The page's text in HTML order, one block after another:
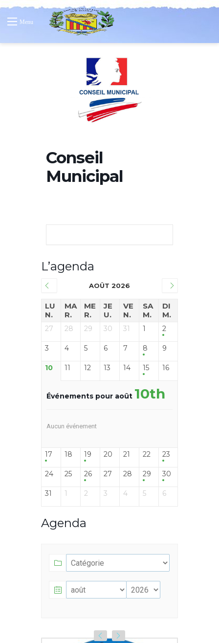
Menu
Conseil
Municipal
L’agenda
AOÛT 2026
LU
N.
MA
R.
ME
R.
JE
U.
VE
N.
SA
M.
DI
M.
27 28 29 30 31 1 2
3 4 5 6 7 8 9
10 11 12 13 14 15 16
Événements pour août 10th
Aucun événement
17 18 19 20 21 22 23
24 25 26 27 28 29 30
31 1 2 3 4 5 6
Agenda